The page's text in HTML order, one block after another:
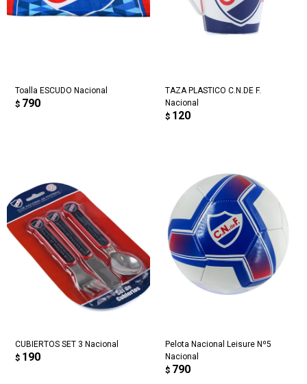
Toalla ESCUDO Nacional
$ 790
TAZA PLASTICO C.N.DE F.
Nacional
$ 120
CUBIERTOS SET 3 Nacional
$ 190
Pelota Nacional Leisure Nº5
Nacional
$ 790